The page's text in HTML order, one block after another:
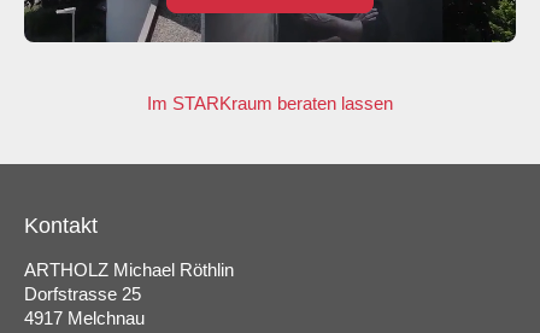
Im STARKraum beraten lassen
Kontakt
ARTHOLZ Michael Röthlin
Dorfstrasse 25
4917 Melchnau